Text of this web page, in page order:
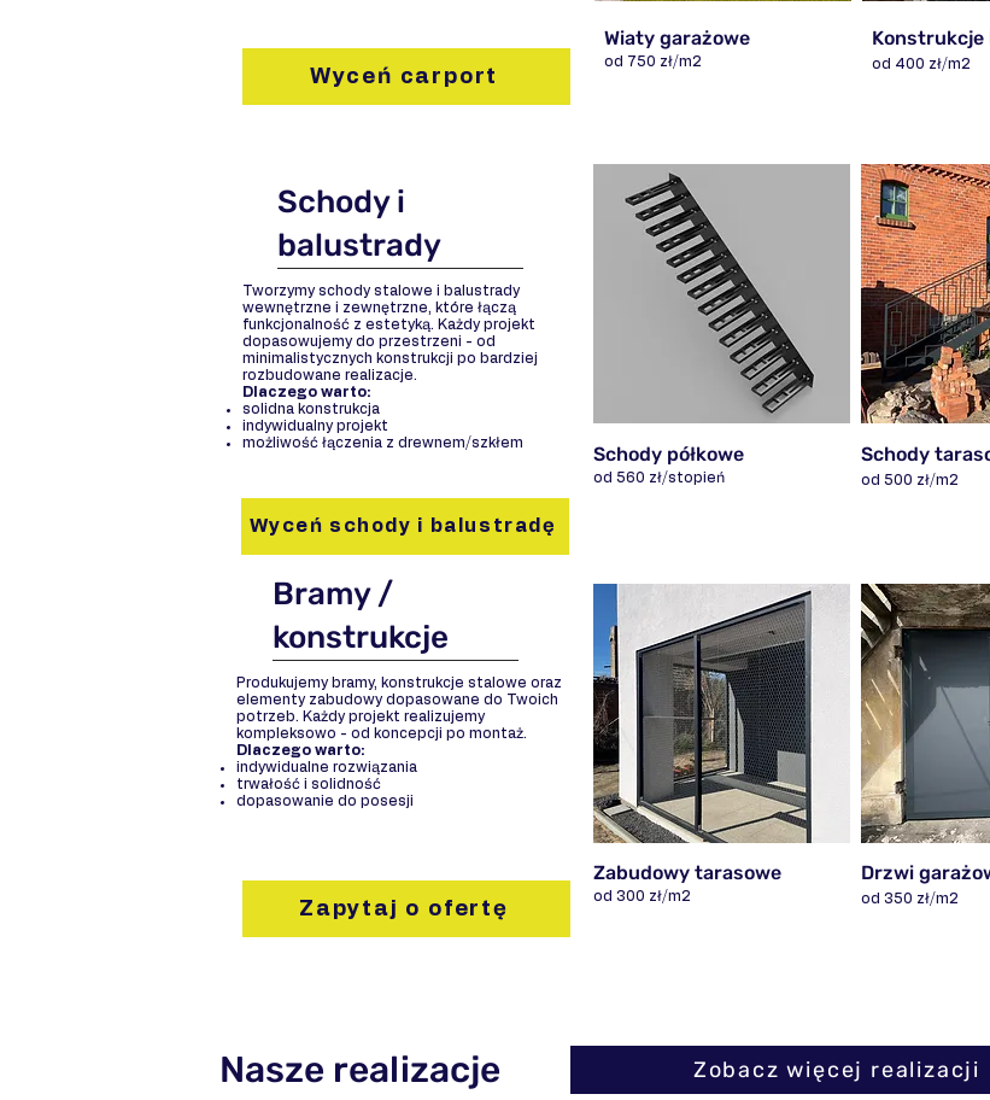
Wyceń carport
Wiaty garażowe
od 750 zł/m2
Konstrukcje
od 400 zł/m2
Wyceń schody i balustradę
Schody i
balustrady
Tworzymy schody stalowe i balustrady
wewnętrzne i zewnętrzne, które łączą
funkcjonalność z estetyką. Każdy projekt
dopasowujemy do przestrzeni - od
minimalistycznych konstrukcji po bardziej
rozbudowane realizacje.
Dlaczego warto:
solidna konstrukcja
indywidualny projekt
możliwość łączenia z drewnem/szkłem
Schody półkowe
od 560 zł/stopień
Schody
od 500 zł/m2
Zapytaj o ofertę
Bramy /
konstrukcje
Produkujemy bramy, konstrukcje stalowe oraz
elementy zabudowy dopasowane do Twoich
potrzeb. Każdy projekt realizujemy
kompleksowo - od koncepcji po montaż.
Dlaczego warto:
indywidualne rozwiązania
trwałość i solidność
dopasowanie do posesji
Zabudowy tarasowe
od 300 zł/m2
Drzwi
od 350 zł/m2
Nasze realizacje Zobacz więcej realizacji